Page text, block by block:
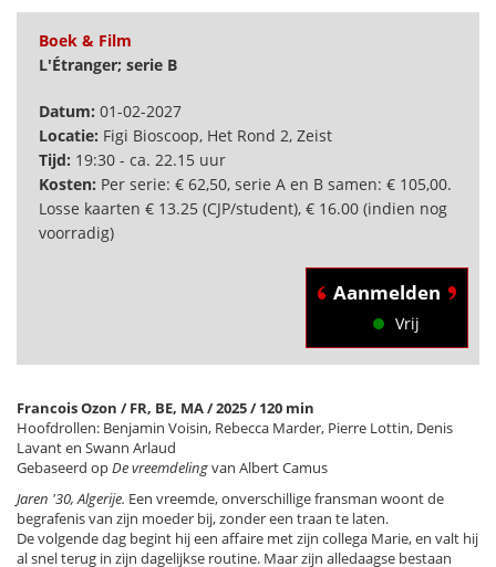
Boek & Film
L'Étranger; serie B
Datum: 01-02-2027
Locatie: Figi Bioscoop, Het Rond 2, Zeist
Tijd: 19:30 - ca. 22.15 uur
Kosten: Per serie: € 62,50, serie A en B samen: € 105,00.
Losse kaarten € 13.25 (CJP/student), € 16.00 (indien nog
voorradig)
Aanmelden
Vrij
Francois Ozon / FR, BE, MA / 2025 / 120 min
Hoofdrollen: Benjamin Voisin, Rebecca Marder, Pierre Lottin, Denis
Lavant en Swann Arlaud
Gebaseerd opDe vreemdelingvan Albert Camus
Jaren '30, Algerije. Een vreemde, onverschillige fransman woont de
begrafenis van zijn moeder bij, zonder een traan te laten.
De volgende dag begint hij een affaire met zijn collega Marie, en valt hij
al snel terug in zijn dagelijkse routine. Maar zijn alledaagse bestaan